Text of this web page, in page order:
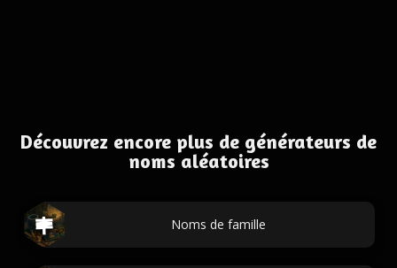
Découvrez encore plus de générateurs de
noms aléatoires
Noms de famille